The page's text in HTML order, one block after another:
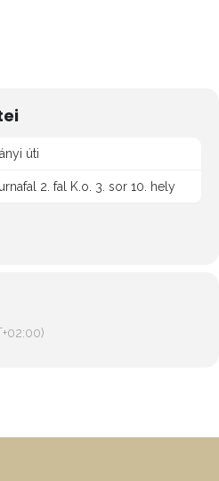
úti
2. fal K.o. 3. sor 10. hely